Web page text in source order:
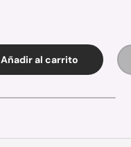
Añadir al carrito